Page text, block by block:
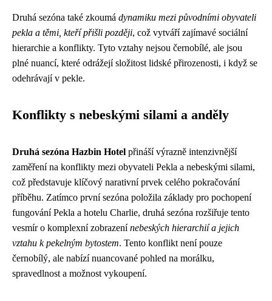
Druhá sezóna také zkoumá dynamiku mezi původními obyvateli
pekla a těmi, kteří přišli později, což vytváří zajímavé sociální
hierarchie a konflikty. Tyto vztahy nejsou černobílé, ale jsou
plné nuancí, které odrážejí složitost lidské přirozenosti, i když se
odehrávají v pekle.
Konflikty s nebeskými silami a anděly
Druhá sezóna Hazbin Hotel přináší výrazně intenzivnější
zaměření na konflikty mezi obyvateli Pekla a nebeskými silami,
což představuje klíčový narativní prvek celého pokračování
příběhu. Zatímco první sezóna položila základy pro pochopení
fungování Pekla a hotelu Charlie, druhá sezóna rozšiřuje tento
vesmír o komplexní zobrazenínebeských hierarchií a jejich
vztahu k pekelným bytostem. Tento konflikt není pouze
černobílý, ale nabízí nuancované pohled na morálku,
spravedlnost a možnost vykoupení.